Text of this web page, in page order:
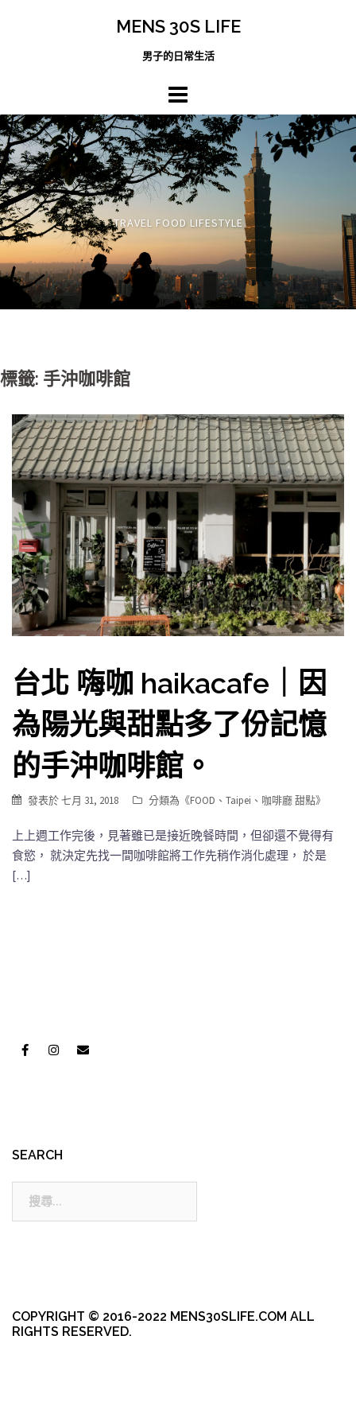
MENS 30S LIFE
男子的日常生活
TRAVEL FOOD LIFESTYLE
標籤: 手沖咖啡館
台北 嗨咖 haikacafe｜因
為陽光與甜點多了份記憶
的手沖咖啡館。
發表於七月 31, 2018 分類為《FOOD 、 Taipei 、 咖啡廳 甜點》
上上週工作完後，見著雖已是接近晚餐時間，但卻還不覺得有
食慾， 就決定先找一間咖啡館將工作先稍作消化處理， 於是
[…]
SEARCH
COPYRIGHT © 2016-2022 MENS30SLIFE.COM ALL
RIGHTS RESERVED.